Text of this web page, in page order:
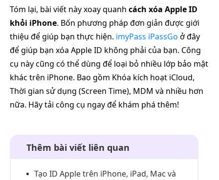
Tóm lại, bài viết này xoay quanh cách xóa Apple ID
khỏi iPhone. Bốn phương pháp đơn giản được giới
thiệu để giúp bạn thực hiện. imyPass iPassGo ở đây
để giúp bạn xóa Apple ID không phải của bạn. Công
cụ này cũng có thể dùng để loại bỏ nhiều lớp bảo mật
khác trên iPhone. Bao gồm Khóa kích hoạt iCloud,
Thời gian sử dụng (Screen Time), MDM và nhiều hơn
nữa. Hãy tải công cụ ngay để khám phá thêm!
Thêm bài viết liên quan
Tạo ID Apple trên iPhone, iPad, Mac và